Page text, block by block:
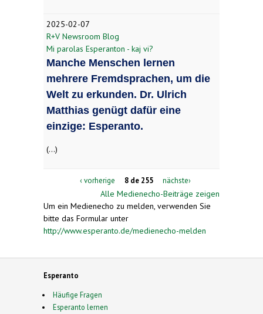
2025-02-07
R+V Newsroom Blog
Mi parolas Esperanton - kaj vi?
Manche Menschen lernen
mehrere Fremdsprachen, um die
Welt zu erkunden. Dr. Ulrich
Matthias genügt dafür eine
einzige: Esperanto.
(...)
‹ vorherige 8 de 255 nächste›
Alle Medienecho-Beiträge zeigen
Um ein Medienecho zu melden, verwenden Sie
bitte das Formular unter
http://www.esperanto.de/medienecho-melden
Esperanto
Häufige Fragen
Esperanto lernen